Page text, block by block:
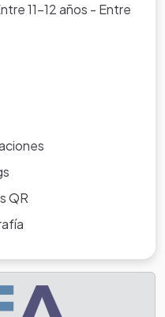
11-12 años - Entre
QR